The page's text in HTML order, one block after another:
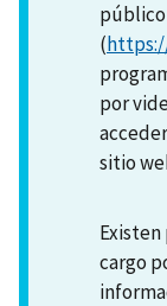
público
(
por
sitio
cargo